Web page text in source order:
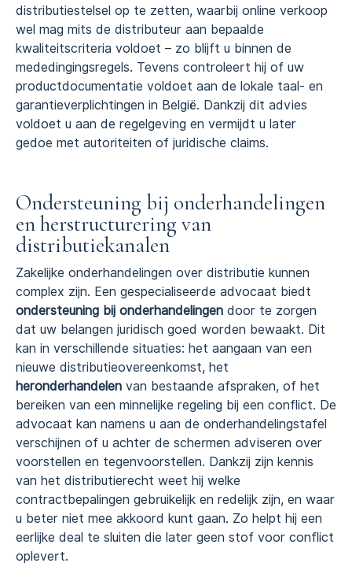
distributiestelsel op te zetten, waarbij online verkoop
wel mag mits de distributeur aan bepaalde
kwaliteitscriteria voldoet – zo blijft u binnen de
mededingingsregels. Tevens controleert hij of uw
productdocumentatie voldoet aan de lokale taal- en
garantieverplichtingen in België. Dankzij dit advies
voldoet u aan de regelgeving en vermijdt u later
gedoe met autoriteiten of juridische claims.
Ondersteuning bij onderhandelingen
en herstructurering van
distributiekanalen
Zakelijke onderhandelingen over distributie kunnen
complex zijn. Een gespecialiseerde advocaat biedt
ondersteuning bij onderhandelingen door te zorgen
dat uw belangen juridisch goed worden bewaakt. Dit
kan in verschillende situaties: het aangaan van een
nieuwe distributieovereenkomst, het
heronderhandelen van bestaande afspraken, of het
bereiken van een minnelijke regeling bij een conflict. De
advocaat kan namens u aan de onderhandelingstafel
verschijnen of u achter de schermen adviseren over
voorstellen en tegenvoorstellen. Dankzij zijn kennis
van het distributierecht weet hij welke
contractbepalingen gebruikelijk en redelijk zijn, en waar
u beter niet mee akkoord kunt gaan. Zo helpt hij een
eerlijke deal te sluiten die later geen stof voor conflict
oplevert.